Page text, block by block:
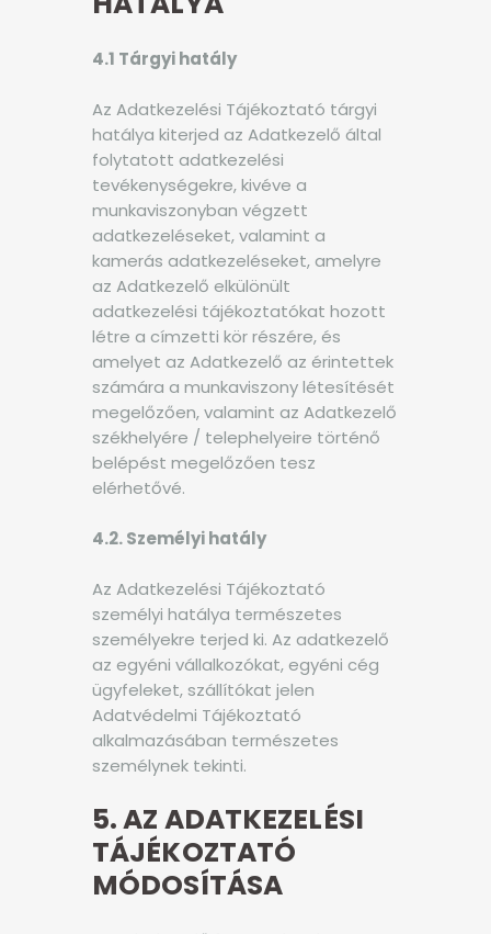
4.1 Tárgyi hatály
Az Adatkezelési Tájékoztató tárgyi
hatálya kiterjed az Adatkezelő által
folytatott adatkezelési
tevékenységekre, kivéve a
munkaviszonyban végzett
adatkezeléseket, valamint a
kamerás adatkezeléseket, amelyre
az Adatkezelő elkülönült
adatkezelési tájékoztatókat hozott
létre a címzetti kör részére, és
amelyet az Adatkezelő az érintettek
számára a munkaviszony létesítését
megelőzően, valamint az Adatkezelő
székhelyére / telephelyeire történő
belépést megelőzően tesz
elérhetővé.
4.2. Személyi hatály
Az Adatkezelési Tájékoztató
személyi hatálya természetes
személyekre terjed ki. Az adatkezelő
az egyéni vállalkozókat, egyéni cég
ügyfeleket, szállítókat jelen
Adatvédelmi Tájékoztató
alkalmazásában természetes
személynek tekinti.
5. AZ ADATKEZELÉSI
TÁJÉKOZTATÓ
MÓDOSÍTÁSA